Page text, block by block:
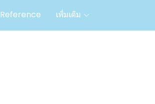
Reference เพิ่มเติม